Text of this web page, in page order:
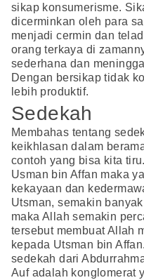
sikap konsumerisme.
dicerminkan oleh para
menjadi cermin dan
orang terkaya di
sederhana dan
Dengan bersikap tidak
lebih produktif.
Sedekah
Membahas tentang
keikhlasan dalam
contoh yang bisa kita
Usman bin Affan maka
kekayaan dan
Utsman, semakin
maka Allah semakin
tersebut membuat Allah
kepada Utsman bin
sedekah dari
Auf adalah konglomerat